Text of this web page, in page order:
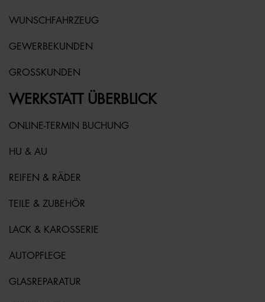
WUNSCHFAHRZEUG
GEWERBEKUNDEN
GROSSKUNDEN
WERKSTATT ÜBERBLICK
ONLINE-TERMIN BUCHUNG
HU & AU
REIFEN & RÄDER
TEILE & ZUBEHÖR
LACK & KAROSSERIE
AUTOPFLEGE
GLASREPARATUR